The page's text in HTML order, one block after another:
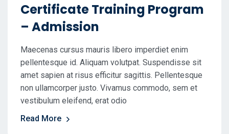
Certificate Training Program
– Admission
Maecenas cursus mauris libero imperdiet enim
pellentesque id. Aliquam volutpat. Suspendisse sit
amet sapien at risus efficitur sagittis. Pellentesque
non ullamcorper justo. Vivamus commodo, sem et
vestibulum eleifend, erat odio
Read More